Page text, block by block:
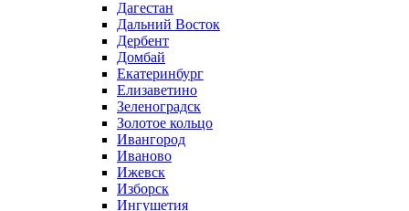
Дагестан
Дальний Восток
Дербент
Домбай
Екатеринбург
Елизаветино
Зеленоградск
Золотое кольцо
Ивангород
Иваново
Ижевск
Изборск
Ингушетия